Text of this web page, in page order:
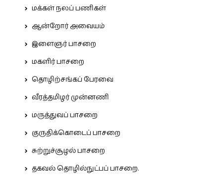
மக்கள் நலப் பணிகள்
ஆன்றோர் அவையம்
இளைஞர் பாசறை
மகளிர் பாசறை
தொழிற்சங்கப் பேரவை
வீரத்தமிழர் முன்னணி
மருத்துவப் பாசறை
குருதிக்கொடைப் பாசறை
சுற்றுச்சூழல் பாசறை
தகவல் தொழில்நுட்பப் பாசறை.